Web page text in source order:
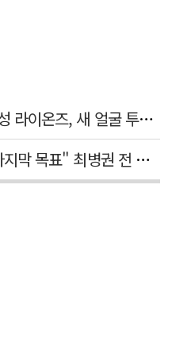
'새 아시아쿼터는 어떨까' 삼성 라이온즈, 새 얼굴 투수 미야모리 영입
"가진 재능 나누는 게 생애 마지막 목표" 최병권 전 대구체고 복싱 감독